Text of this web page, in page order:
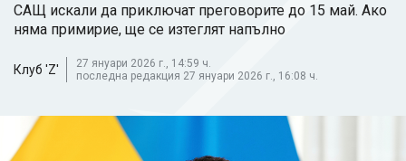
САЩ искали да приключат преговорите до 15 май. Ако
няма примирие, ще се изтеглят напълно
Клуб 'Z'
27 януари 2026 г., 14:59 ч.
последна редакция 27 януари 2026 г., 16:08 ч.